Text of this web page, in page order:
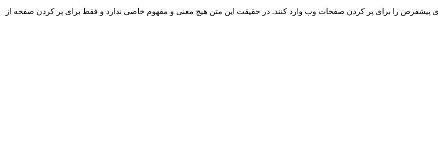
پیشفرض را برای پر کردن صفحات وب وارد کنند. در حقیقت این متن هیچ معنی و مفهوم خاصی ندارد و فقط برای پر کردن صفحه از